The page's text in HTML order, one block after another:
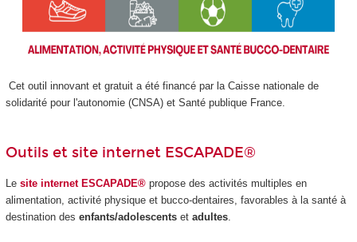
Cet outil innovant et gratuit a été financé par la Caisse nationale de
solidarité pour l'autonomie (CNSA) et Santé publique France.
Outils et site internet ESCAPADE®
Le site internet ESCAPADE® propose des activités multiples en
alimentation, activité physique et bucco-dentaires, favorables à la santé à
destination des enfants/adolescentset adultes.